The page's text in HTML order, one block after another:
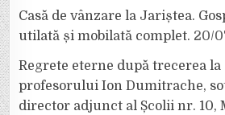
Casă de vânzare la Jariștea.
utilată și mobilată complet. 20/
Regrete eterne după trecerea la
profesorului Ion Dumitrache,
director adjunct al Școlii nr. 10,